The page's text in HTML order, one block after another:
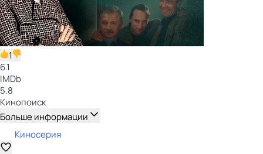
1
6.1
IMDb
5.8
Кинопоиск
Больше информации
Киносерия